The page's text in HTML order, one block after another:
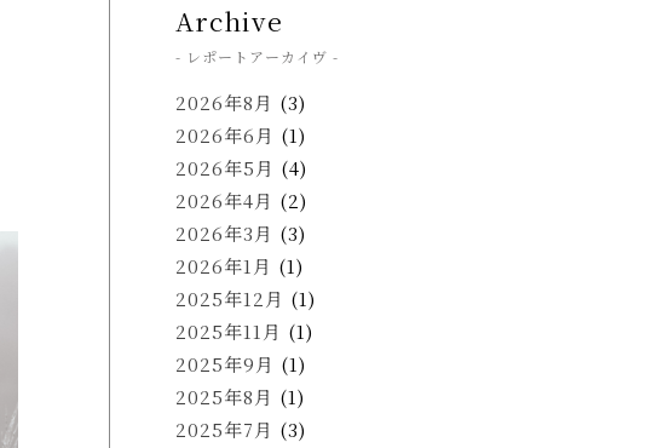
Archive
- レポートアーカイヴ -
2026年8月 (3)
2026年6月 (1)
2026年5月 (4)
2026年4月 (2)
2026年3月 (3)
2026年1月 (1)
2025年12月 (1)
2025年11月 (1)
2025年9月 (1)
2025年8月 (1)
2025年7月 (3)